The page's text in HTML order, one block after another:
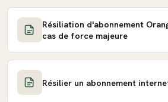
Résiliation d'abonnement
cas de force majeure
Résilier un abonnement